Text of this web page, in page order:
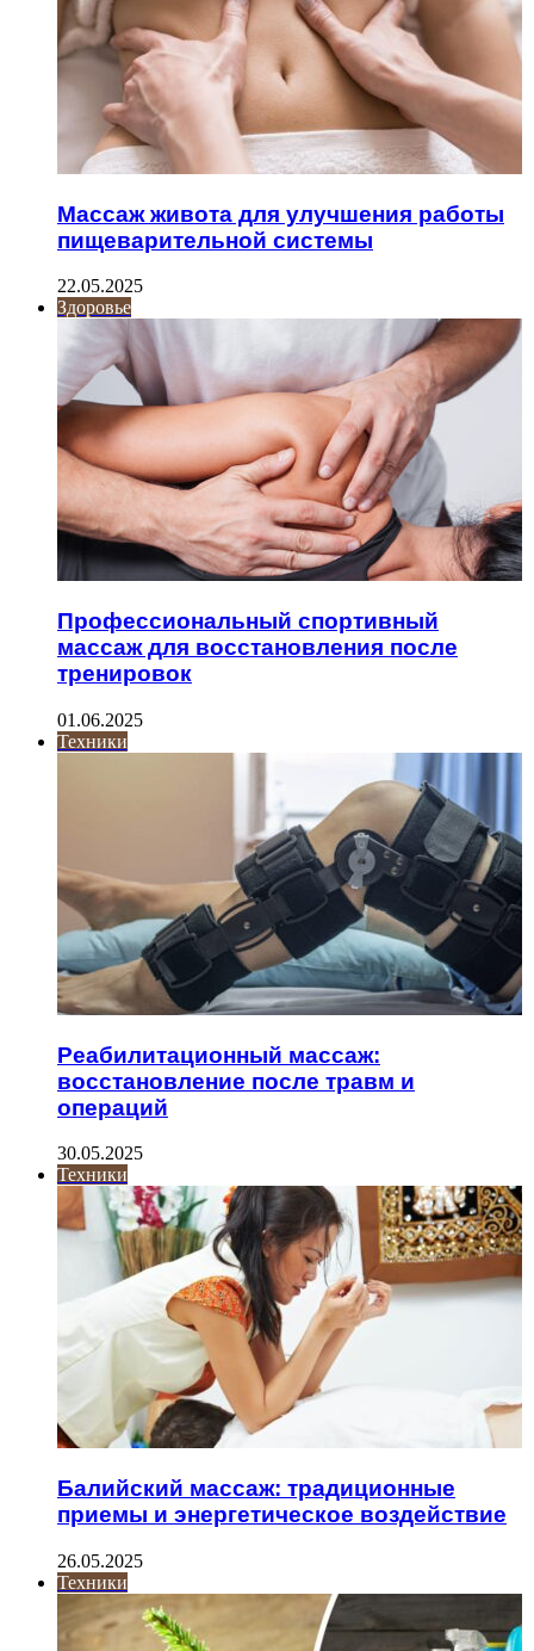
Массаж живота для улучшения работы
пищеварительной системы
22.05.2025
Здоровье
Профессиональный спортивный
массаж для восстановления после
тренировок
01.06.2025
Техники
Реабилитационный массаж:
восстановление после травм и
операций
30.05.2025
Техники
Балийский массаж: традиционные
приемы и энергетическое воздействие
26.05.2025
Техники